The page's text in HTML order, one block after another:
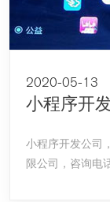
2020-05-13
小程序开
小程序开发公司